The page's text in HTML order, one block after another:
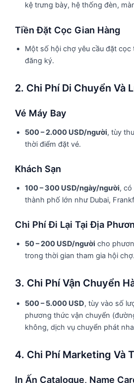
kệ trưng bày, hệ thống đèn,
Tiền Đặt Cọc Gian Hàng
Một số hội chợ yêu cầu đặt
đăng ký.
2. Chi Phí Di Chuyển Và
Vé Máy Bay
500 – 2.000 USD/người, tùy
thời điểm đặt vé.
Khách Sạn
100 – 300 USD/ngày/người,
thành phố lớn như Dubai,
Chi Phí Đi Lại Tại Địa
50 – 200 USD/người cho
trong thời gian tham gia hội chợ.
3. Chi Phí Vận Chuyển
500 – 5.000 USD, tùy vào số
phương thức vận chuyển
không, dịch vụ chuyển phát
4. Chi Phí Marketing Và
In Ấn Catalogue, Name